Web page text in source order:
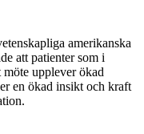
amerikanska
att patienter som i
upplever ökad
en ökad insikt och kraft